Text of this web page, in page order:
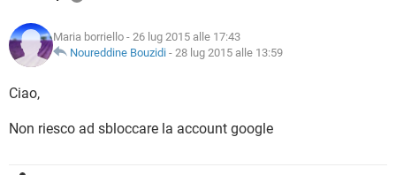
TIKTOK
HARDWARE
TIKTOK FACEBOOK
INTRATTENIMENTO
iOS WINDOWS 10
INSTAGRAM
TIKTOK
HARDWARE
INTRATTENIMENTO ANDROID
FACEBOOK
GLOSSARIO
COVID-19
INTRATTENIMENTO
iOS WINDOWS 10
Maria borriello - 26 lug 2015 alle 17:43
Noureddine Bouzidi - 28 lug 2015 alle 13:59
Ciao,
Non riesco ad sbloccare la account google